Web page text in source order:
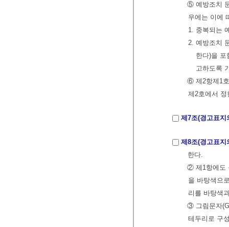
⑤ 예방조치
우에는 이에
1. 중복되는
2. 예방조치
한다)을 포
고하도록
⑥ 제2항제1
제2호에서
제7조(경고표지
제8조(경고표지
한다.
② 제1항에도
을 바탕색으
리를 바탕색
③ 그림문자
테두리로 구